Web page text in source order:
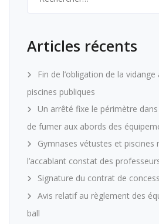
Articles récents
Fin de l’obligation de la vidange
piscines publiques
Un arrêté fixe le périmètre
de fumer aux abords des
Gymnases vétustes et piscines
l’accablant constat des professeurs
Signature du contrat de
Avis relatif au règlement des
ball